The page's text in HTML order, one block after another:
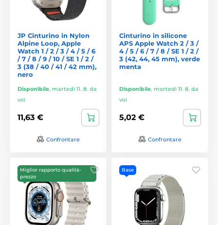
JP Cinturino in Nylon
Alpine Loop, Apple
Watch 1 / 2 / 3 / 4 / 5 / 6
/ 7 / 8 / 9 / 10 / SE 1 / 2 /
3 (38 / 40 / 41 / 42 mm),
nero
Disponibile, martedì 11. 8. da
voi
11,63 €
Confrontare
Cinturino in silicone
APS Apple Watch 2 / 3 /
4 / 5 / 6 / 7 / 8 / SE 1 / 2 /
3 (42, 44, 45 mm), verde
menta
Disponibile, martedì 11. 8. da
voi
5,02 €
Confrontare
Miglior rapporto qualità-
prezzo
Base